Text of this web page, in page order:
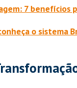
7 benefícios
o sistema